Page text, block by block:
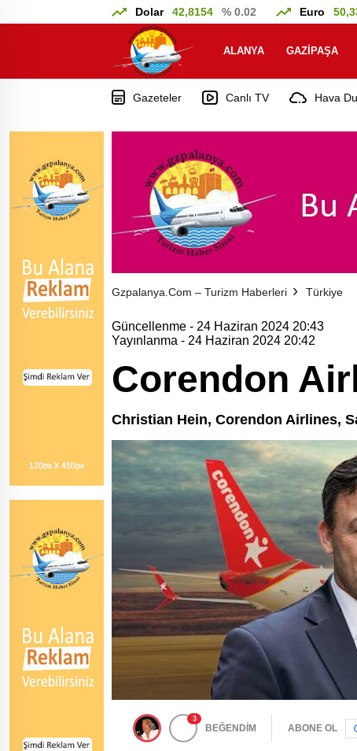
Dolar 42,8154 % 0.02 Euro
ALANYA GAZIPAŞA
Gazeteler Canlı TV Hava
Gzpalanya.com – Turizm Haberleri Türkiye
Güncellenme - 24 Haziran 2024 20:43
Yayınlanma - 24 Haziran 2024 20:42
Corendon
Christian Hein, Corendon Airlines,
3
BEĞENDİM ABONE OL